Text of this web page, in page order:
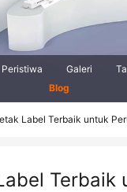
Peristiwa Galeri
Blog
Label Terbaik untuk
Terbaik